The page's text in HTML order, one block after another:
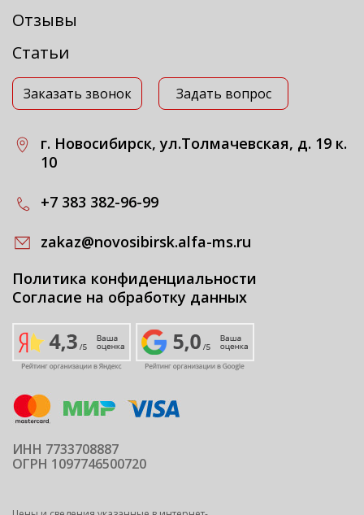
Отзывы
Статьи
Заказать звонок Задать вопрос
г. Новосибирск, ул.Толмачевская, д. 19 к.
10
+7 383 382-96-99
zakaz@novosibirsk.alfa-ms.ru
Политика конфиденциальности
Согласие на обработку данных
ИНН 7733708887
ОГРН 1097746500720